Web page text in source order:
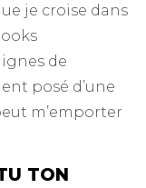
je croise dans
de
posé d’une
m’emporter
TON